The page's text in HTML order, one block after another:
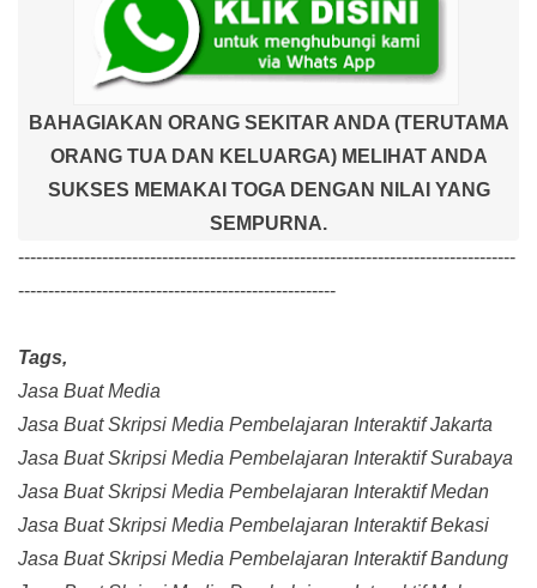
BAHAGIAKAN ORANG SEKITAR ANDA (TERUTAMA
ORANG TUA DAN KELUARGA) MELIHAT ANDA
SUKSES MEMAKAI TOGA DENGAN NILAI YANG
SEMPURNA.
-----------------------------------------------------------------------------------
-----------------------------------------------------
Tags,
Jasa Buat Media
Jasa Buat Skripsi Media Pembelajaran Interaktif Jakarta
Jasa Buat Skripsi Media Pembelajaran Interaktif Surabaya
Jasa Buat Skripsi Media Pembelajaran Interaktif Medan
Jasa Buat Skripsi Media Pembelajaran Interaktif Bekasi
Jasa Buat Skripsi Media Pembelajaran Interaktif Bandung